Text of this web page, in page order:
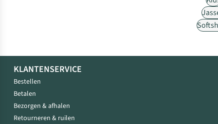
KLANTENSERVICE
Bestellen
Betalen
Bezorgen & afhalen
Retourneren & ruilen